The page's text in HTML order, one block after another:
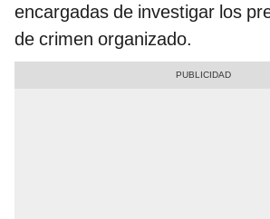
encargadas de investigar los
de crimen organizado.